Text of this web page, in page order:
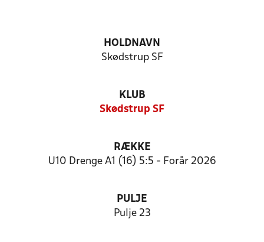
HOLDNAVN
Skødstrup SF
KLUB
Skødstrup SF
RÆKKE
U10 Drenge A1 (16) 5:5 - Forår 2026
PULJE
Pulje 23